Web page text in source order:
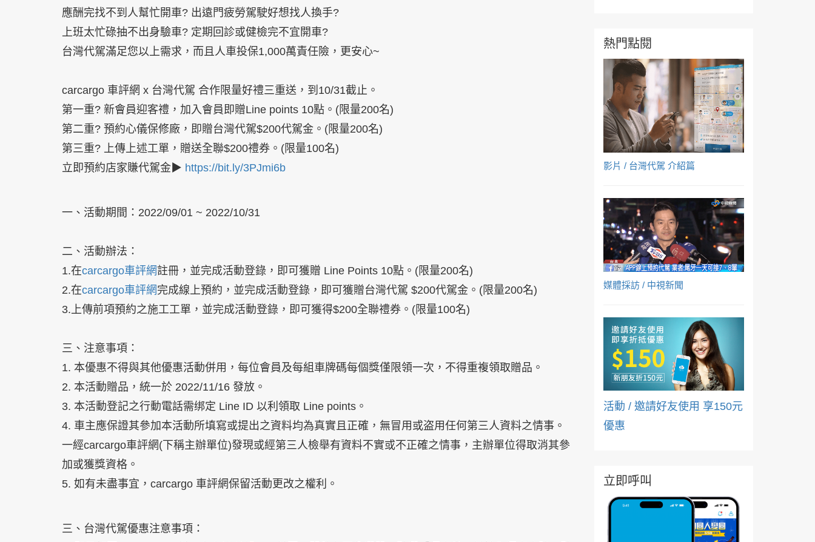
應酬完找不到人幫忙開車? 出遠門疲勞駕駛好想找人換手?
上班太忙碌抽不出身驗車? 定期回診或健檢完不宜開車?
台灣代駕滿足您以上需求，而且人車投保1,000萬責任險，更安心~
carcargo 車評網 x 台灣代駕 合作限量好禮三重送，到10/31截止。
第一重? 新會員迎客禮，加入會員即贈Line points 10點。 (限量200名)
第二重? 預約心儀保修廠，即贈台灣代駕$200代駕金。 (限量200名)
第三重? 上傳上述工單，贈送全聯$200禮券。 (限量100名)
立即預約店家賺代駕金 ▶ https://bit.ly/3PJmi6b
一、活動期間：2022/09/01 ~ 2022/10/31
二、 活動辦法 ：
1.在carcargo車評網註冊，並完成活動登錄，即可獲贈 Line Points 10點 。(限量200名)
2.在carcargo車評網完成線上預約，並完成活動登錄，即可獲贈台灣代駕 $200代駕金 。 (限量200名)
3.上傳前項預約之施工工單，並完成活動登錄，即可獲得$200全聯禮券。 (限量100名)
三、注意事項：
1. 本優惠不得與其他優惠活動併用，每位會員及每組車牌碼每個獎僅限領一次，不得重複領取贈品。
2. 本活動贈品，統一於 2022/11/16 發放。
3. 本活動登記之行動電話需绑定 Line ID 以利領取 Line points。
4. 車主應保證其參加本活動所填寫或提出之資料均為真實且正確，無冒用或盗用任何第三人資料之情事。
一經carcargo車評網(下稱主辦單位)發現或經第三人檢舉有資料不實或不正確之情事，主辦單位得取消其參
加或獲獎資格。
5. 如有未盡事宜，carcargo 車評網保留活動更改之權利。
三、台灣代駕優惠注意事項 ：
熱門點閱
影片 / 台灣代駕 介紹篇
媒體採訪 / 中視新聞
活動 / 邀請好友使用 享150元
優惠
立即呼叫